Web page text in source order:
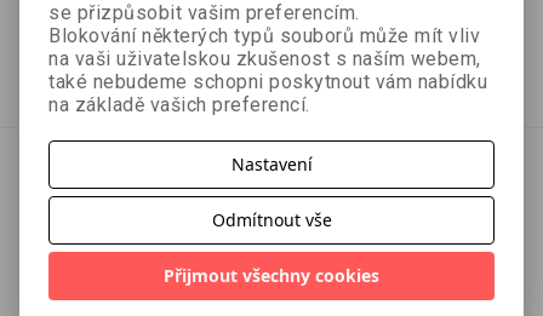
307 Kč 439 Kč
Přidat do košíku
244 Kč 325 Kč
Přidat do košíku
se přizpůsobit vašim preferencím.
Blokování některých typů souborů může mít vliv
na vaši uživatelskou zkušenost s naším webem,
také nebudeme schopni poskytnout vám nabídku
na základě vašich preferencí.
Nastavení
Odmítnout vše
Přijmout všechny cookies